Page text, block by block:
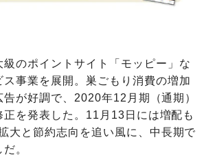
級のポイントサイト「モッピー」な
ス事業を展開。巣ごもり消費の増加
が好調で、2020年12月期（通期）
を発表した。11月13日には増配も
大と節約志向を追い風に、中長期で
。